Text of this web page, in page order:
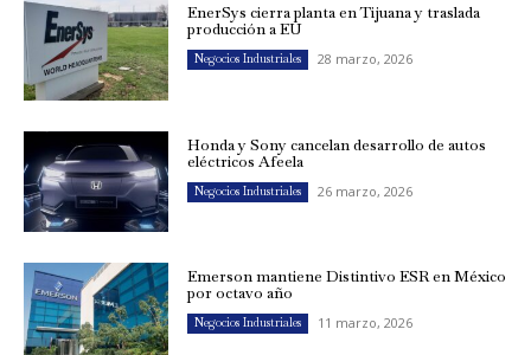
EnerSys cierra planta en Tijuana y traslada
producción a EU
Negocios Industriales 28 marzo, 2026
Honda y Sony cancelan desarrollo de autos
eléctricos Afeela
Negocios Industriales 26 marzo, 2026
Emerson mantiene Distintivo ESR en México
por octavo año
Negocios Industriales 11 marzo, 2026